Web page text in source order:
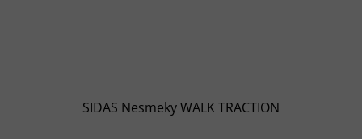
SIDAS Nesmeky WALK TRACTION